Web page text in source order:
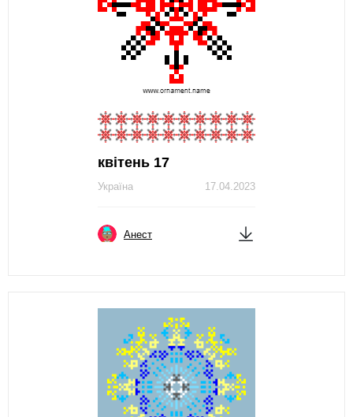
квітень 17
17.04.2023
Україна
Анест